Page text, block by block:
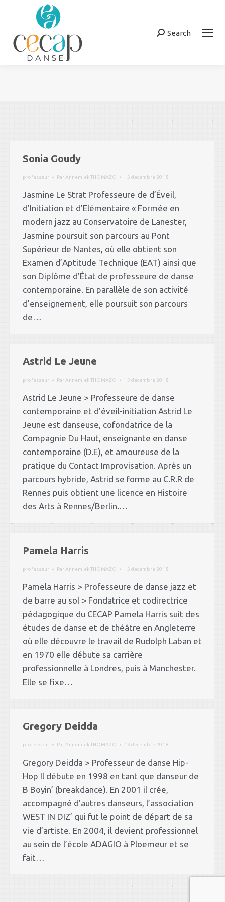
Recherche
Search
Sonia Goudy
professeur Par Annemiek THOMAZO 13 décembre 2018
Jasmine Le Strat Professeure de d’Éveil,
d’Initiation et d’Elémentaire « Formée en
modern jazz au Conservatoire de Lanester,
Jasmine poursuit son parcours au Pont
Supérieur de Nantes, où elle obtient son
Examen d’Aptitude Technique (EAT) ainsi que
son Diplôme d’État de professeure de danse
contemporaine. En parallèle de son activité
d’enseignement, elle poursuit son parcours
de…
Astrid Le Jeune
professeur Par Annemiek THOMAZO 13 décembre 2018
Astrid Le Jeune > Professeure de danse
contemporaine et d’éveil-initiation Astrid Le
Jeune est danseuse, cofondatrice de la
Compagnie Du Haut, enseignante en danse
contemporaine (D.E), et amoureuse de la
pratique du Contact Improvisation. Après un
parcours hybride, Astrid se forme au C.R.R de
Rennes puis obtient une licence en Histoire
des Arts à Rennes/Berlin.…
Pamela Harris
professeur Par Annemiek THOMAZO 13 décembre 2018
Pamela Harris > Professeure de danse jazz et
de barre au sol > Fondatrice et codirectrice
pédagogique du CECAP Pamela Harris suit des
études de danse et de théâtre en Angleterre
où elle découvre le travail de Rudolph Laban et
en 1970 elle débute sa carrière
professionnelle à Londres, puis à Manchester.
Elle se fixe…
Gregory Deidda
professeur Par Annemiek THOMAZO 13 décembre 2018
Gregory Deidda > Professeur de danse Hip-
Hop Il débute en 1998 en tant que danseur de
B Boyin’ (breakdance). En 2001 il crée,
accompagné d’autres danseurs, l’association
WEST IN DIZ’ qui fut le point de départ de sa
vie d’artiste. En 2004, il devient professionnel
au sein de l’école ADAGIO à Ploemeur et se
fait…